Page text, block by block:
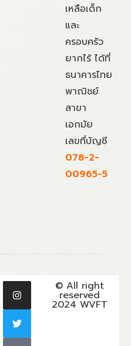
เหลือเด็ก
และ
ครอบครัว
ยากไร้ ได้ที่
ธนาคารไทย
พาณิชย์
สาขา
เอกมัย
เลขที่บัญชี
078-2-
00965-5
© All right
reserved
2024 WVFT